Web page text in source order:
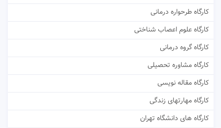
کارگاه طرحواره درمانی
کارگاه علوم اعصاب شناختی
کارگاه گروه درمانی
کارگاه مشاوره تحصیلی
کارگاه مقاله نویسی
کارگاه مهارتهای زندگی
کارگاه های دانشگاه تهران